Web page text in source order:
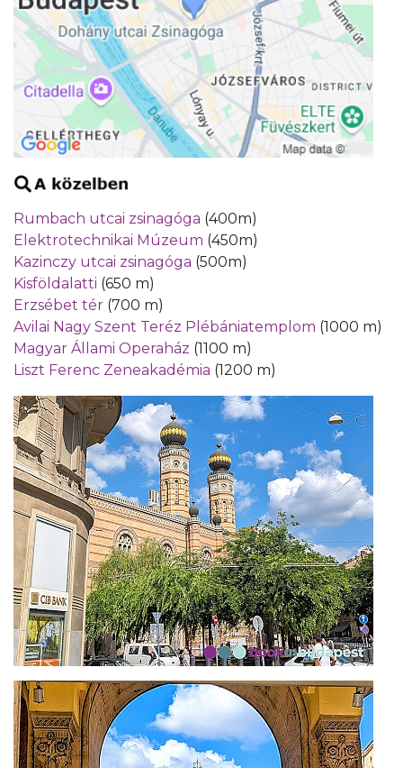
Rumbach utcai zsinagóga (400m)
Elektrotechnikai Múzeum (450m)
Kazinczy utcai zsinagóga (500m)
Kisföldalatti (650 m)
Erzsébet tér (700 m)
Avilai Nagy Szent Teréz Plébániatemplom (1000 m)
Magyar Állami Operaház (1100 m)
Liszt Ferenc Zeneakadémia (1200 m)